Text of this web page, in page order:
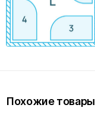
Похожие товары